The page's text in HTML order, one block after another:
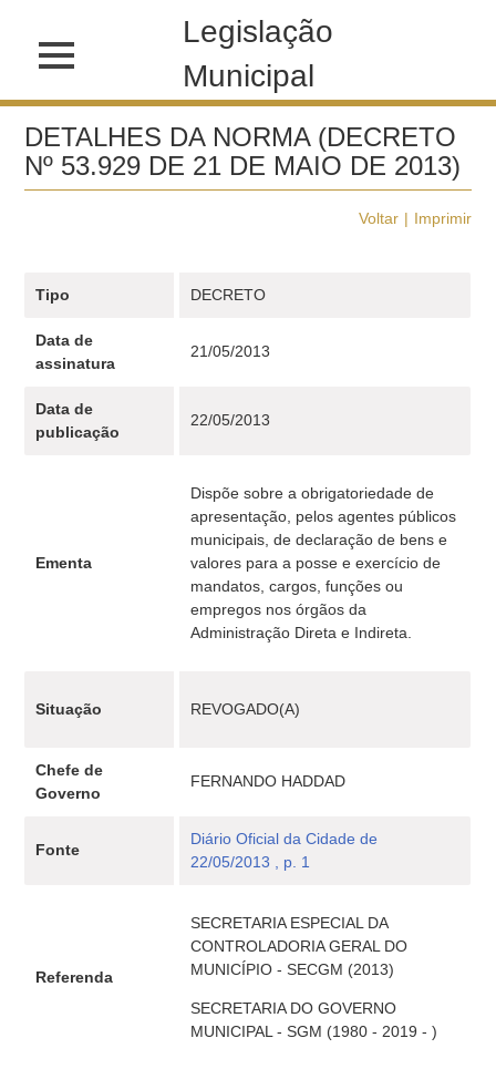
Legislação
Municipal
DETALHES DA NORMA (DECRETO
Nº 53.929 DE 21 DE MAIO DE 2013)
Voltar Imprimir
Tipo DECRETO
Data de
assinatura
21/05/2013
Data de
publicação
22/05/2013
Ementa
Dispõe sobre a obrigatoriedade de
apresentação, pelos agentes públicos
municipais, de declaração de bens e
valores para a posse e exercício de
mandatos, cargos, funções ou
empregos nos órgãos da
Administração Direta e Indireta.
Situação REVOGADO(A)
Chefe de
Governo
FERNANDO HADDAD
Fonte
Diário Oficial da Cidade de
22/05/2013 , p. 1
Referenda
SECRETARIA ESPECIAL DA
CONTROLADORIA GERAL DO
MUNICÍPIO - SECGM (2013)
SECRETARIA DO GOVERNO
MUNICIPAL - SGM (1980 - 2019 - )